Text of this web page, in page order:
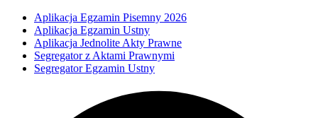
Aplikacja Egzamin Pisemny 2026
Aplikacja Egzamin Ustny
Aplikacja Jednolite Akty Prawne
Segregator z Aktami Prawnymi
Segregator Egzamin Ustny